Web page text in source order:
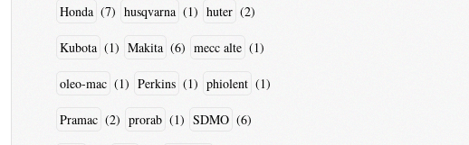
Honda (7) husqvarna (1) huter (2)
Kubota (1) Makita (6) mecc alte (1)
oleo-mac (1) Perkins (1) phiolent (1)
Pramac (2) prorab (1) SDMO (6)